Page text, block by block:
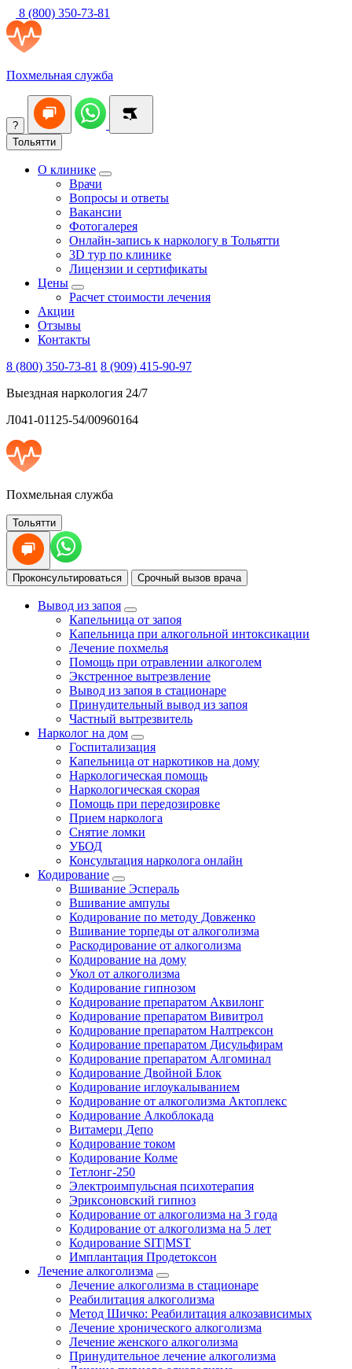
8 (800) 350-73-81
Похмельная служба
?
Тольятти
О клинике
Врачи
Вопросы и ответы
Вакансии
Фотогалерея
Онлайн-запись к наркологу в Тольятти
3D тур по клинике
Лицензии и сертификаты
Цены
Расчет стоимости лечения
Акции
Отзывы
Контакты
8 (800) 350-73-81 8 (909) 415-90-97
Выездная наркология 24/7
Л041-01125-54/00960164
Похмельная служба
Тольятти
Проконсультироваться Срочный вызов врача
Вывод из запоя
Капельница от запоя
Капельница при алкогольной интоксикации
Лечение похмелья
Помощь при отравлении алкоголем
Экстренное вытрезвление
Вывод из запоя в стационаре
Принудительный вывод из запоя
Частный вытрезвитель
Нарколог на дом
Госпитализация
Капельница от наркотиков на дому
Наркологическая помощь
Наркологическая скорая
Помощь при передозировке
Прием нарколога
Снятие ломки
УБОД
Консультация нарколога онлайн
Кодирование
Вшивание Эспераль
Вшивание ампулы
Кодирование по методу Довженко
Вшивание торпеды от алкоголизма
Раскодирование от алкоголизма
Кодирование на дому
Укол от алкоголизма
Кодирование гипнозом
Кодирование препаратом Аквилонг
Кодирование препаратом Вивитрол
Кодирование препаратом Налтрексон
Кодирование препаратом Дисульфирам
Кодирование препаратом Алгоминал
Кодирование Двойной Блок
Кодирование иглоукалыванием
Кодирование от алкоголизма Актоплекс
Кодирование Алкоблокада
Витамерц Депо
Кодирование током
Кодирование Колме
Тетлонг-250
Электроимпульсная психотерапия
Эриксоновский гипноз
Кодирование от алкоголизма на 3 года
Кодирование от алкоголизма на 5 лет
Кодирование SIT|MST
Имплантация Продетоксон
Лечение алкоголизма
Лечение алкоголизма в стационаре
Реабилитация алкоголизма
Метод Шичко: Реабилитация алкозависимых
Лечение хронического алкоголизма
Лечение женского алкоголизма
Принудительное лечение алкоголизма